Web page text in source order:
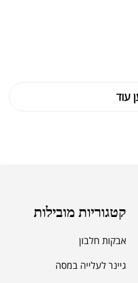
עוד
קטגוריות מובילות
אבקות חלבון
גיינר לעלייה במסה